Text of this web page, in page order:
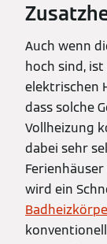
Auch wenn
hoch sind,
elektrischen
dass solche
Vollheizung
dabei sehr
wird ein